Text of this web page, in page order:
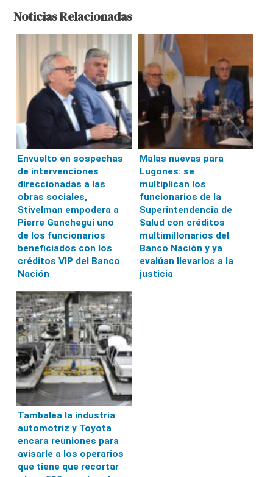
Noticias Relacionadas
Envuelto en sospechas
de intervenciones
direccionadas a las
obras sociales,
Stivelman empodera a
Pierre Ganchegui uno
de los funcionarios
beneficiados con los
créditos VIP del Banco
Nación
Malas nuevas para
Lugones: se
multiplican los
funcionarios de la
Superintendencia de
Salud con créditos
multimillonarios del
Banco Nación y ya
evalúan llevarlos a la
justicia
Tambalea la industria
automotriz y Toyota
encara reuniones para
avisarle a los operarios
que tiene que recortar